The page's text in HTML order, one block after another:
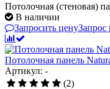
Потолочная
В наличии
Запросить цену
Потолочная панель
Артикул: -
(2)